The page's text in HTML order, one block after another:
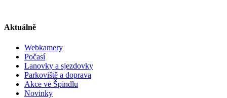
Aktuálně
Webkamery
Počasí
Lanovky a sjezdovky
Parkoviště a doprava
Akce ve Špindlu
Novinky